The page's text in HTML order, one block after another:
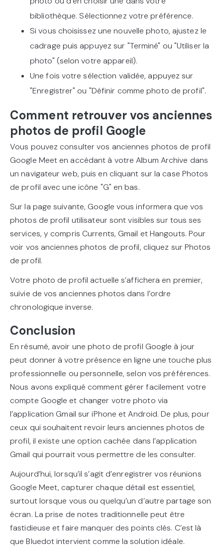
bibliothèque. Sélectionnez votre préférence.
Si vous choisissez une nouvelle photo, ajustez le
cadrage puis appuyez sur "Terminé" ou "Utiliser la
photo" (selon votre appareil).
Une fois votre sélection validée, appuyez sur
"Enregistrer" ou "Définir comme photo de profil".
Comment retrouver vos anciennes
photos de profil Google
Vous pouvez consulter vos anciennes photos de profil
Google Meet en accédant à votre Album Archive dans
un navigateur web, puis en cliquant sur la case Photos
de profil avec une icône "G" en bas.
Sur la page suivante, Google vous informera que vos
photos de profil utilisateur sont visibles sur tous ses
services, y compris Currents, Gmail et Hangouts. Pour
voir vos anciennes photos de profil, cliquez sur Photos
de profil.
Votre photo de profil actuelle s’affichera en premier,
suivie de vos anciennes photos dans l’ordre
chronologique inverse.
Conclusion
En résumé, avoir une photo de profil Google à jour
peut donner à votre présence en ligne une touche plus
professionnelle ou personnelle, selon vos préférences.
Nous avons expliqué comment gérer facilement votre
compte Google et changer votre photo via
l’application Gmail sur iPhone et Android. De plus, pour
ceux qui souhaitent revoir leurs anciennes photos de
profil, il existe une option cachée dans l’application
Gmail qui pourrait vous permettre de les consulter.
Aujourd’hui, lorsqu’il s’agit d’enregistrer vos réunions
Google Meet, capturer chaque détail est essentiel,
surtout lorsque vous ou quelqu’un d’autre partage son
écran. La prise de notes traditionnelle peut être
fastidieuse et faire manquer des points clés. C’est là
que Bluedot intervient comme la solution idéale.